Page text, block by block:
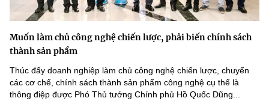
Muốn làm chủ công nghệ chiến lược, phải biến chính sách
thành sản phẩm
Thúc đẩy doanh nghiệp làm chủ công nghệ chiến lược, chuyển
các cơ chế, chính sách thành sản phẩm công nghệ cụ thể là
thông điệp được Phó Thủ tướng Chính phủ Hồ Quốc Dũng...